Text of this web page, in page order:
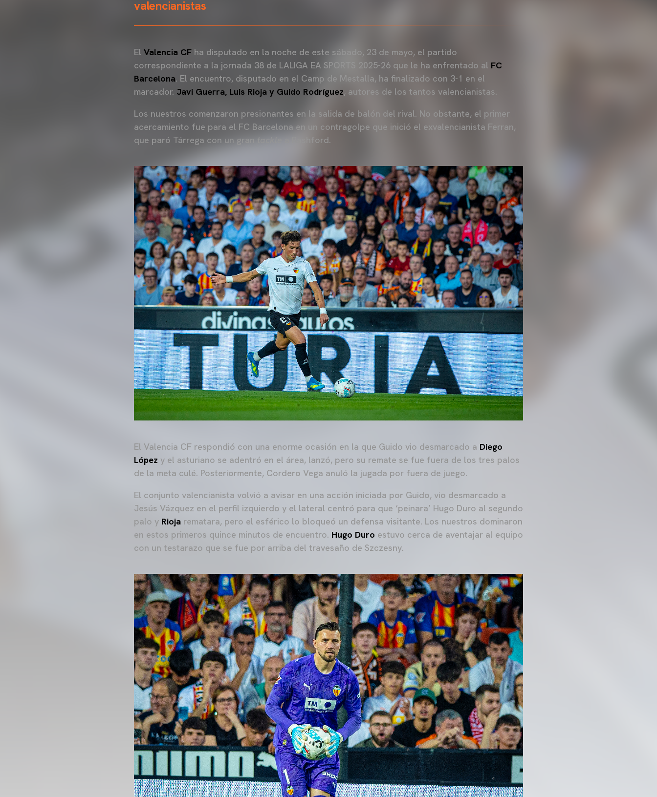
valencianistas
El Valencia CF ha disputado en la noche de este sábado, 23 de mayo, el partido
correspondiente a la jornada 38 de LALIGA EA SPORTS 2025-26 que le ha enfrentado al FC
Barcelona. El encuentro, disputado en el Camp de Mestalla, ha finalizado con 3-1 en el
marcador. Javi Guerra, Luis Rioja y Guido Rodríguez, autores de los tantos valencianistas.
Los nuestros comenzaron presionantes en la salida de balón del rival. No obstante, el primer
acercamiento fue para el FC Barcelona en un contragolpe que inició el exvalencianista Ferran,
que paró Tárrega con un gran tackle a Rashford.
El Valencia CF respondió con una enorme ocasión en la que Guido vio desmarcado a Diego
López y el asturiano se adentró en el área, lanzó, pero su remate se fue fuera de los tres palos
de la meta culé. Posteriormente, Cordero Vega anuló la jugada por fuera de juego.
El conjunto valencianista volvió a avisar en una acción iniciada por Guido, vio desmarcado a
Jesús Vázquez en el perfil izquierdo y el lateral centró para que ‘peinara’ Hugo Duro al segundo
palo y Rioja rematara, pero el esférico lo bloqueó un defensa visitante. Los nuestros dominaron
en estos primeros quince minutos de encuentro. Hugo Duro estuvo cerca de aventajar al equipo
con un testarazo que se fue por arriba del travesaño de Szczesny.